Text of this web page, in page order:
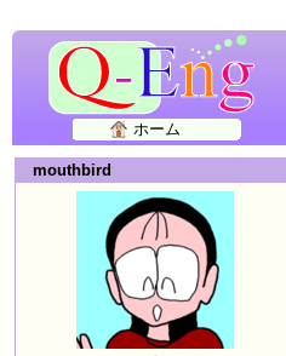
ホーム
mouthbird